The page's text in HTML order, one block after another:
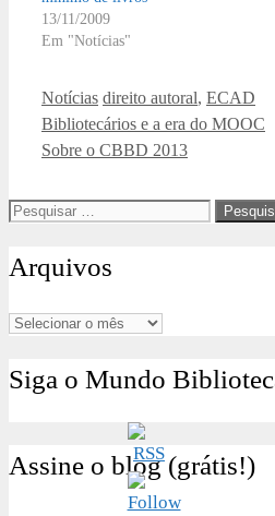
13/11/2009
Em "Notícias"
Categorias
Notícias Tags
direito autoral, ECAD
Bibliotecários e a era do MOOC
Sobre o CBBD 2013
Pesquisar
Arquivos
Arquivos
Siga o Mundo
Assine o blog (grátis!)